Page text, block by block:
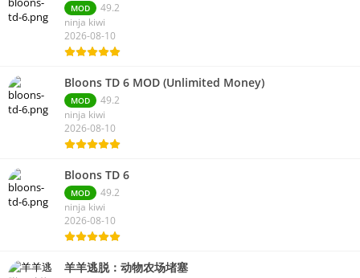
MOD
49.2
ninja kiwi
2026-08-10
Bloons TD 6 MOD (Unlimited Money)
MOD
49.2
ninja kiwi
2026-08-10
Bloons TD 6
MOD
49.2
ninja kiwi
2026-08-10
羊羊逃脱：动物农场堵塞